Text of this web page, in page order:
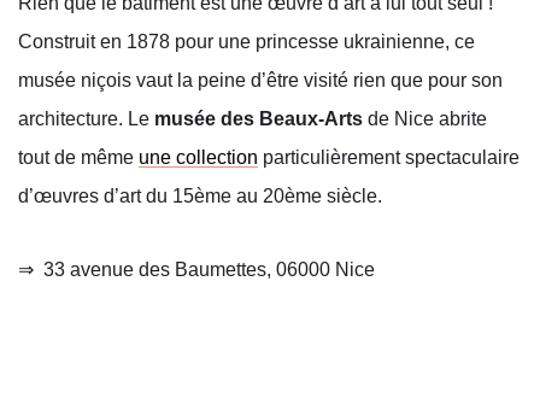
Construit en 1878 pour une princesse ukrainienne, ce
musée niçois vaut la peine d’être visité rien que pour son
architecture. Le musée des Beaux-Arts de Nice abrite
tout de même une collection particulièrement spectaculaire
d’œuvres d’art du 15ème au 20ème siècle.
⇒ 33 avenue des Baumettes, 06000 Nice